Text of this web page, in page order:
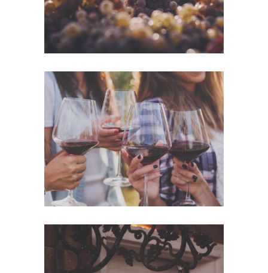
White Wine
Details
Red Wine